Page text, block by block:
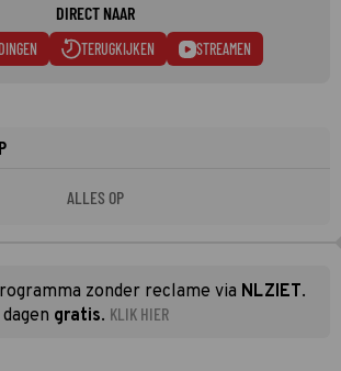
DIRECT NAAR
TERUGKIJKEN STREAMEN
ALLES OP
zonder reclame via NLZIET.
gratis. KLIK HIER